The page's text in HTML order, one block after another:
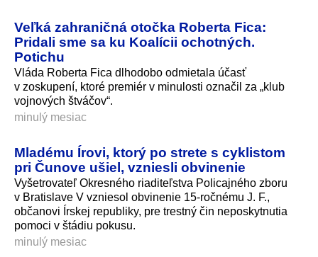
Veľká zahraničná otočka Roberta Fica:
Pridali sme sa ku Koalícii ochotných.
Potichu
Vláda Roberta Fica dlhodobo odmietala účasť
v zoskupení, ktoré premiér v minulosti označil za „klub
vojnových štváčov“.
minulý mesiac
Mladému Írovi, ktorý po strete s cyklistom
pri Čunove ušiel, vzniesli obvinenie
Vyšetrovateľ Okresného riaditeľstva Policajného zboru
v Bratislave V vzniesol obvinenie 15-ročnému J. F.,
občanovi Írskej republiky, pre trestný čin neposkytnutia
pomoci v štádiu pokusu.
minulý mesiac